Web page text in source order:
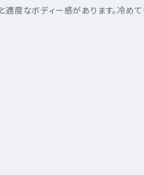
適度なボディー感があります。冷め